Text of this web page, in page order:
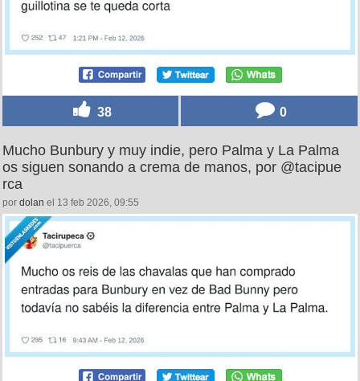
38 0
Mucho Bunbury y muy indie, pero Palma y La Palma
os siguen sonando a crema de manos, por @tacipue
rca
por dolan el 13 feb 2026, 09:55